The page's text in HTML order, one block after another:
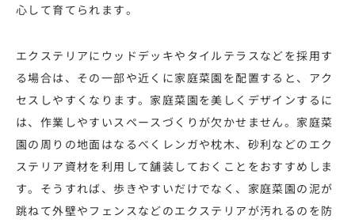
心して育てられます。
エクステリアにウッドデッキやタイルテラスなどを採用す
る場合は、その一部や近くに家庭菜園を配置すると、アク
セスしやすくなります。家庭菜園を美しくデザインするに
は、作業しやすいスペースづくりが欠かせません。家庭菜
園の周りの地面はなるべくレンガや枕木、砂利などのエク
ステリア資材を利用して舗装しておくことをおすすめしま
す。そうすれば、歩きやすいだけでなく、家庭菜園の泥が
跳ねて外壁やフェンスなどのエクステリアが汚れるのを防